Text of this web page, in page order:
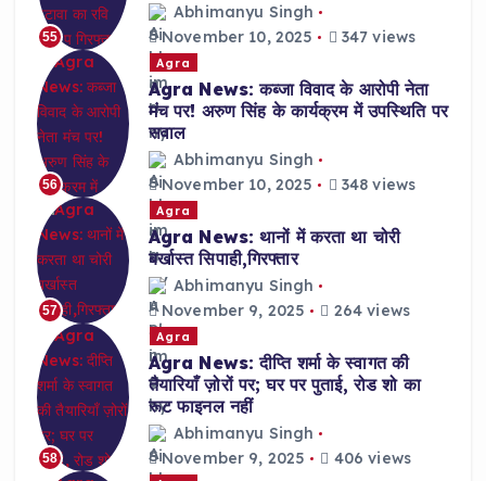
55
Abhimanyu Singh
November 10, 2025
347 views
56
Agra
Agra News: कब्जा विवाद के आरोपी नेता
मंच पर! अरुण सिंह के कार्यक्रम में उपस्थिति पर
सवाल
Abhimanyu Singh
November 10, 2025
348 views
57
Agra
Agra News: थानों में करता था चोरी
बर्खास्त सिपाही,गिरफ्तार
Abhimanyu Singh
November 9, 2025
264 views
58
Agra
Agra News: दीप्ति शर्मा के स्वागत की
तैयारियाँ ज़ोरों पर; घर पर पुताई, रोड शो का
रूट फाइनल नहीं
Abhimanyu Singh
November 9, 2025
406 views